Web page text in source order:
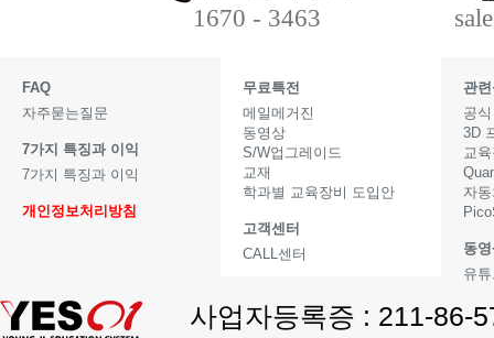
1670 - 3463
FAQ
자주묻는질문
7가지 특징과 이익
7가지 특징과 이익
개인정보처리방침
무료특전
메일메거진
동영상
S/W업그레이드
교재
학과별 교육장비 도입안
고객센터
CALL센터
관
공
3D
교
자
동
유
사업자등록증 : 211-86-